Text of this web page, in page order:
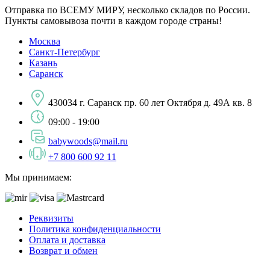
Отправка по ВСЕМУ МИРУ, несколько складов по России.
Пункты самовывоза почти в каждом городе страны!
Москва
Санкт-Петербург
Казань
Саранск
430034 г. Саранск пр. 60 лет Октября д. 49А кв. 8
09:00 - 19:00
babywoods@mail.ru
+7 800 600 92 11
Мы принимаем:
Реквизиты
Политика конфиденциальности
Оплата и доставка
Возврат и обмен